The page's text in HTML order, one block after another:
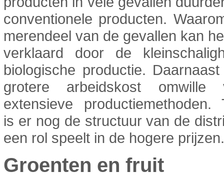
conventionele producten.
merendeel van de gevallen kan
verklaard door de
biologische productie.
grotere arbeidskost
extensieve productiemethoden.
is er nog de structuur van de
een rol speelt in de hogere prijzen.
Groenten en fruit